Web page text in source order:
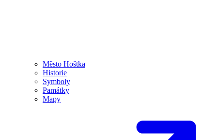
Město Hoštka
Historie
Symboly
Památky
Mapy